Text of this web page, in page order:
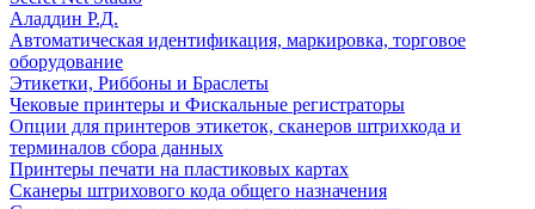
Аладдин Р.Д.
Автоматическая идентификация, маркировка, торговое
оборудование
Этикетки, Риббоны и Браслеты
Чековые принтеры и Фискальные регистраторы
Опции для принтеров этикеток, сканеров штрихкода и
терминалов сбора данных
Принтеры печати на пластиковых картах
Сканеры штрихового кода общего назначения